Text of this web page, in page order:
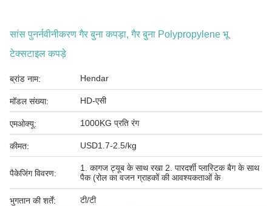
सांस पुनर्नवीनीकरण गैर बुना कपड़ा, गैर बुना Polypropylene भू
टेक्सटाइल कपड़े
ब्रांड नाम: Hendar
मॉडल संख्या: HD-एसी
एमओक्यू: 1000KG प्रति रंग
कीमत: USD1.7-2.5/kg
पैकेजिंग विवरण:
1. कागज ट्यूब के साथ रखा 2. पारदर्शी प्लास्टिक बैग के साथ
पैक (रोल का वजन ग्राहकों की आवश्यकताओं के
भुगतान की शर्तें: टी/टी